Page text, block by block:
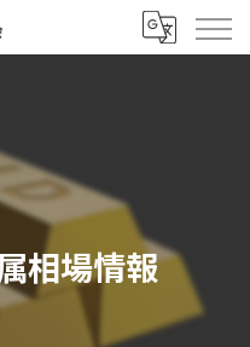
相場情報